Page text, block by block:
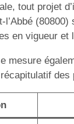
tout projet
en vigueur et
mesure